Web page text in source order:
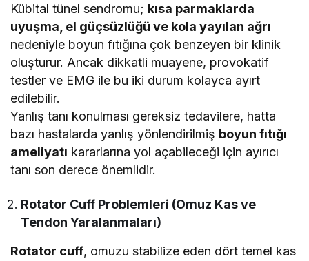
Kübital tünel sendromu; kısa parmaklarda
uyuşma, el güçsüzlüğü ve kola yayılan ağrı
nedeniyle boyun fıtığına çok benzeyen bir klinik
oluşturur. Ancak dikkatli muayene, provokatif
testler ve EMG ile bu iki durum kolayca ayırt
edilebilir.
Yanlış tanı konulması gereksiz tedavilere, hatta
bazı hastalarda yanlış yönlendirilmiş boyun fıtığı
ameliyatı kararlarına yol açabileceği için ayırıcı
tanı son derece önemlidir.
Rotator Cuff Problemleri (Omuz Kas ve
Tendon Yaralanmaları)
Rotator cuff, omuzu stabilize eden dört temel kas